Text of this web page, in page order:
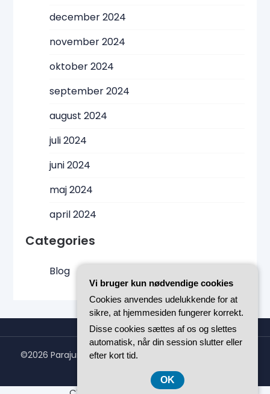
december 2024
november 2024
oktober 2024
september 2024
august 2024
juli 2024
juni 2024
maj 2024
april 2024
Categories
Blog
©2026 Parajumperslongbear.dk
Vi bruger kun nødvendige cookies
Cookies anvendes udelukkende for at
sikre, at hjemmesiden fungerer korrekt.
Disse cookies sættes af os og slettes
automatisk, når din session slutter eller
efter kort tid.
OK